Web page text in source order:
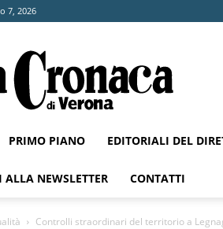
7, 2026
Cronaca
di
Verona
PRIMO PIANO EDITORIALI DEL
ALLA NEWSLETTER CONTATTI
Controlli straordinari del territorio a